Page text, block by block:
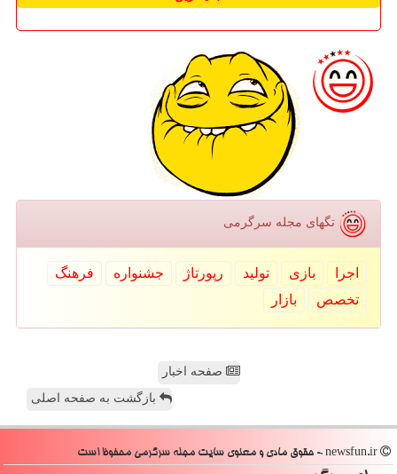
تگهای مجله سرگرمی
اجرا بازی تولید رپورتاژ جشنواره
فرهنگ
تخصص
بازار
صفحه اخبار
بازگشت به صفحه اصلی